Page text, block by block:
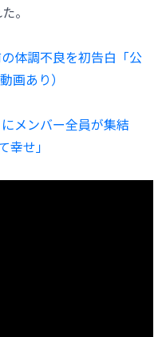
。
体調不良を初告白「公
画あり）
メンバー全員が集結
幸せ」